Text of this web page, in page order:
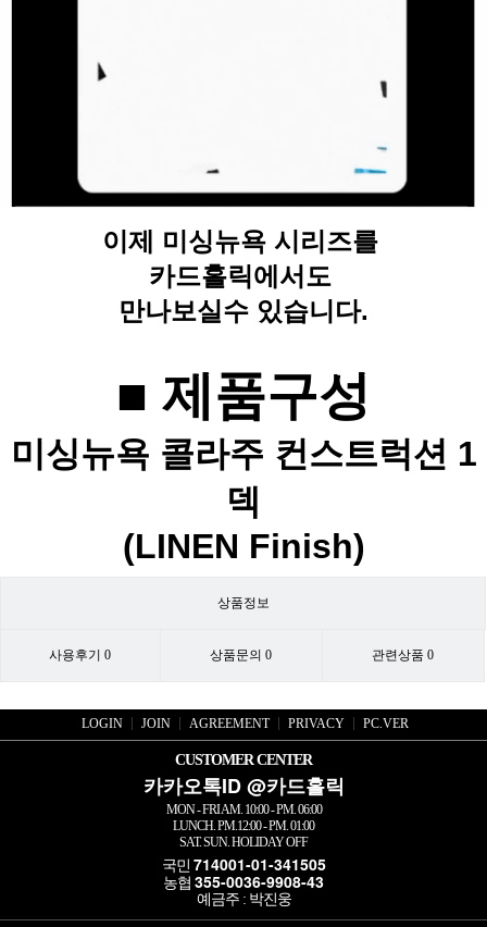
이제 미싱뉴욕 시리즈를
카드홀릭에서도
만나보실수 있습니다.
■ 제품구성
미싱뉴욕 콜라주 컨스트럭션 1
덱
(LINEN Finish)
상품정보
사용후기0 상품문의0 관련상품0
LOGIN JOIN AGREEMENT PRIVACY PC.VER
CUSTOMER CENTER
카카오톡ID @카드홀릭
MON - FRI AM. 10:00 - PM. 06:00
LUNCH. PM.12:00 - PM. 01:00
SAT. SUN. HOLIDAY OFF
국민 714001-01-341505
농협 355-0036-9908-43
예금주 : 박진웅